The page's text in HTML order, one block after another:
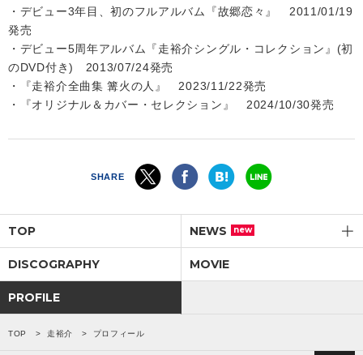
・デビュー3年目、初のフルアルバム『故郷恋々』 2011/01/19
発売
・デビュー5周年アルバム『走裕介シングル・コレクション』(初
のDVD付き) 2013/07/24発売
・『走裕介全曲集 篝火の人』 2023/11/22発売
・『オリジナル＆カバー・セレクション』 2024/10/30発売
SHARE
TOP NEWS new
DISCOGRAPHY MOVIE
PROFILE
TOP 走裕介 プロフィール